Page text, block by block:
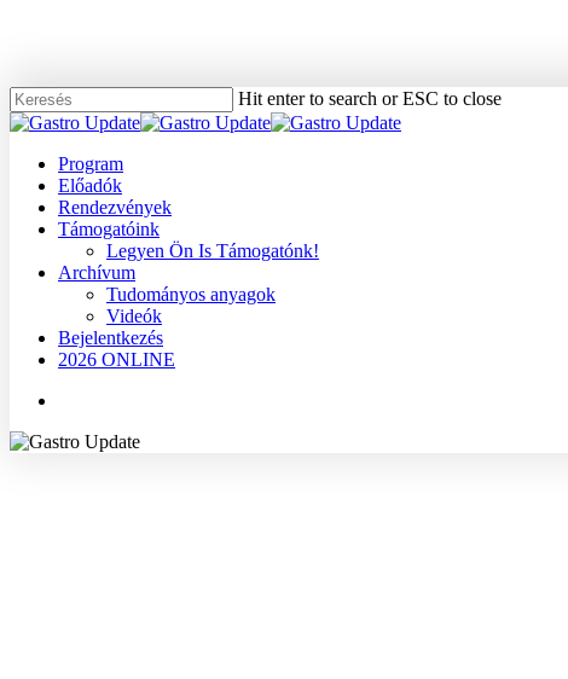
content
Hit enter to search or ESC to close
Close
Menu
Program
Előadók
Rendezvények
Támogatóink
Legyen Ön Is Támogatónk!
Archívum
Tudományos anyagok
Videók
Bejelentkezés
2026 ONLINE